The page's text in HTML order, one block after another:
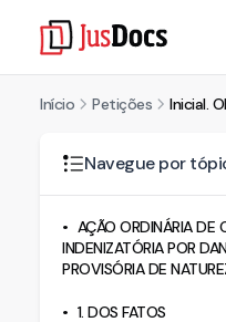
Início Petições Inicial.
Navegue por
AÇÃO ORDINÁRIA DE
INDENIZATÓRIA POR
PROVISÓRIA DE
1. DOS FATOS